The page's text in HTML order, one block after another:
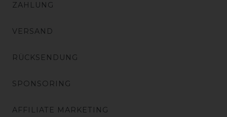
ZAHLUNG
VERSAND
RÜCKSENDUNG
SPONSORING
AFFILIATE MARKETING